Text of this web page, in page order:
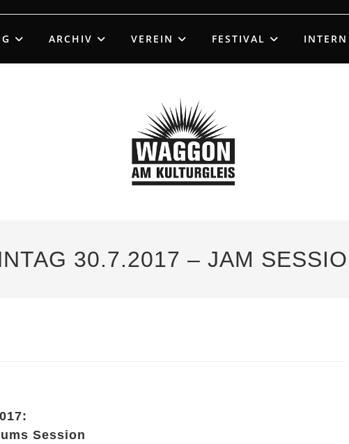
ARCHIV VEREIN FESTIVAL INTERN
30.7.2017 – JAM
Session